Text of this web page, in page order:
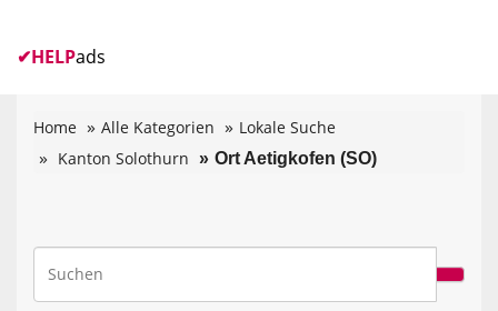
✔HELPads
Home Alle Kategorien
Lokale Suche
Kanton Solothurn
Ort Aetigkofen (SO)